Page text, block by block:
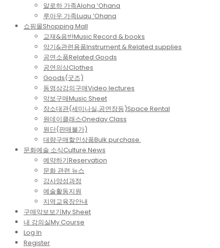
알로하 가족Aloha ‘Ohana
루아우 가족Luau ‘Ohana
쇼핑몰Shopping Mall
교재&음반Music Record & books
악기&관련용품Instrument & Related supplies
공연소품Related Goods
공연의상Clothes
Goods(굿즈)
동영상강의구매Video lectures
악보구매Music Sheet
장소대관(세미나실,공연장등)Space Rental
원데이클래스Oneday Class
원단(판매불가)
대량구매할인상품Bulk purchase.
문화예술 소식Culture News
예약하기Reservation
문화 관련 뉴스
강사양성과정
예술활동지원
지역교육장안내
구매악보보기My Sheet
내 강의실My Course
Log In
Register